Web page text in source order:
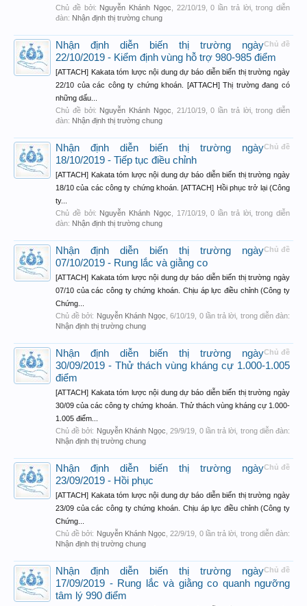
Chủ đề bởi: Nguyễn Khánh Ngọc 22/10/19, 0 lần trả lời, trong diễn
đàn: Nhận định thị trường chung
Chủ đề
Nhận định diễn biến thị trường ngày
22/10/2019 - Kiểm định vùng hỗ trợ 980-985 điểm
[ATTACH] Kakata tóm lược nội dung dự báo diễn biến thị trường ngày
22/10 của các công ty chứng khoán. [ATTACH] Thị trường đang có
những dấu...
Chủ đề bởi: Nguyễn Khánh Ngọc 21/10/19, 0 lần trả lời, trong diễn
đàn: Nhận định thị trường chung
Chủ đề
Nhận định diễn biến thị trường ngày
18/10/2019 - Tiếp tục điều chỉnh
[ATTACH] Kakata tóm lược nội dung dự báo diễn biến thị trường ngày
18/10 của các công ty chứng khoán. [ATTACH] Hồi phục trở lại (Công
ty...
Chủ đề bởi: Nguyễn Khánh Ngọc 17/10/19, 0 lần trả lời, trong diễn
đàn: Nhận định thị trường chung
Chủ đề
Nhận định diễn biến thị trường ngày
07/10/2019 - Rung lắc và giằng co
[ATTACH] Kakata tóm lược nội dung dự báo diễn biến thị trường ngày
07/10 của các công ty chứng khoán. Chịu áp lực điều chỉnh (Công ty
Chứng...
Chủ đề bởi: Nguyễn Khánh Ngọc ,6/10/19 , 0 lần trả lời, trong diễn đàn:
Nhận định thị trường chung
Chủ đề
Nhận định diễn biến thị trường ngày
30/09/2019 - Thử thách vùng kháng cự 1.000-1.005
điểm
[ATTACH] Kakata tóm lược nội dung dự báo diễn biến thị trường ngày
30/09 của các công ty chứng khoán. Thử thách vùng kháng cự 1.000-
1.005 điểm...
Chủ đề bởi: Nguyễn Khánh Ngọc ,29/9/19 , 0 lần trả lời, trong diễn đàn:
Nhận định thị trường chung
Chủ đề
Nhận định diễn biến thị trường ngày
23/09/2019 - Hồi phục
[ATTACH] Kakata tóm lược nội dung dự báo diễn biến thị trường ngày
23/09 của các công ty chứng khoán. Chịu áp lực điều chỉnh (Công ty
Chứng...
Chủ đề bởi: Nguyễn Khánh Ngọc ,22/9/19 , 0 lần trả lời, trong diễn đàn:
Nhận định thị trường chung
Chủ đề
Nhận định diễn biến thị trường ngày
17/09/2019 - Rung lắc và giằng co quanh ngưỡng
tâm lý 990 điểm